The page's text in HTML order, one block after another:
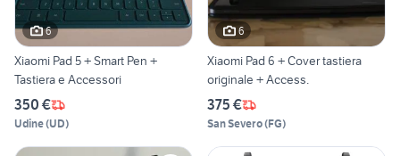
6
Xiaomi Pad 5 + Smart Pen +
Tastiera e Accessori
350 €
Udine(UD)
6
Xiaomi Pad 6 + Cover tastiera
originale + Access.
375 €
San Severo(FG)